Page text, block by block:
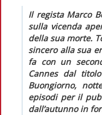
Il regista Marco
sulla vicenda
della sua morte.
sincero alla sua
fa con un
Cannes dal titolo
Buongiorno, notte
episodi per il
dall’autunno in